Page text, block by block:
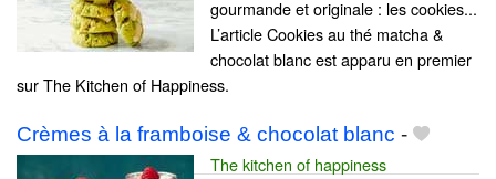
gourmande et originale : les cookies...
L’article Cookies au thé matcha &
chocolat blanc est apparu en premier
sur The Kitchen of Happiness.
Crèmes à la framboise & chocolat blanc -
The kitchen of happiness